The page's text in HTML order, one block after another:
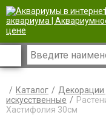
Каталог Декорации
искусственные
Хастифолия 30см